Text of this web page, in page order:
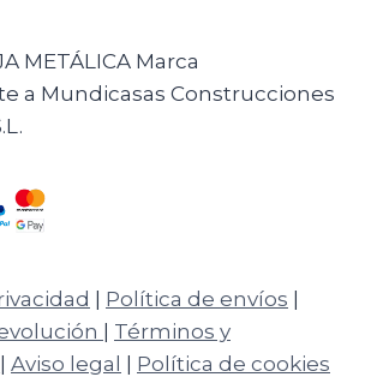
METÁLICA Marca
a Mundicasas Construcciones
Política de envíos
Términos y
Aviso legal Política de cookies